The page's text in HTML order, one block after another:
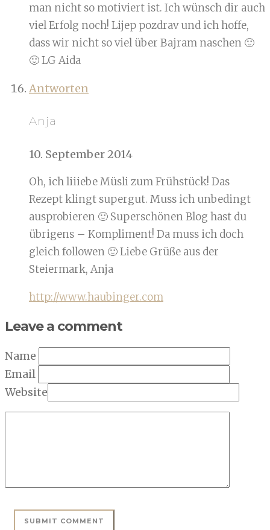
man nicht so motiviert ist. Ich wünsch dir auch
viel Erfolg noch! Lijep pozdrav und ich hoffe,
dass wir nicht so viel über Bajram naschen 🙂
🙂 LG Aida
Antworten
Anja
10. September 2014
Oh, ich liiiebe Müsli zum Frühstück! Das
Rezept klingt supergut. Muss ich unbedingt
ausprobieren 🙂 Superschönen Blog hast du
übrigens – Kompliment! Da muss ich doch
gleich followen 🙂 Liebe Grüße aus der
Steiermark, Anja
http://www.haubinger.com
Leave a comment
Name
Email
Website